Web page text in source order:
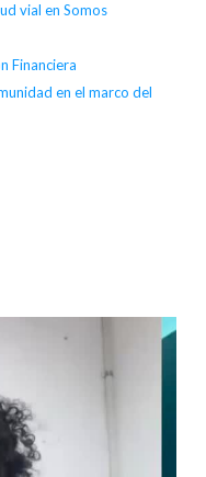
vial en Somos
Financiera
en el marco del